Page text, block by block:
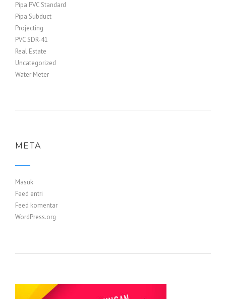
Pipa PVC Standard
Pipa Subduct
Projecting
PVC SDR-41
Real Estate
Uncategorized
Water Meter
META
Masuk
Feed entri
Feed komentar
WordPress.org